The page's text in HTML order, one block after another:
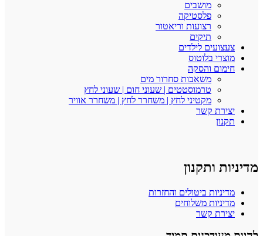
מושבים
פלסטיקה
רצועות וריאטור
תיקים
צעצועים לילדים
מוצרי בלוטוס
חימום והסקה
משאבות סחרור מים
טרמוסטטים | שעוני חום | שעוני לחץ
מקטיני לחץ | משחרר לחץ | משחרר אוויר
יצירת קשר
תקנון
מדיניות ותקנון
מדיניות ביטולים והחזרות
מדיניות משלוחים
יצירת קשר